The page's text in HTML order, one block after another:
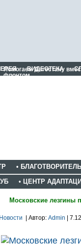
ВИДЕОТЕКА
Помогаем Дагестану
фронтом
•
• ЦЕНТР
Московские лезгины
Новости | Автор: Admin |